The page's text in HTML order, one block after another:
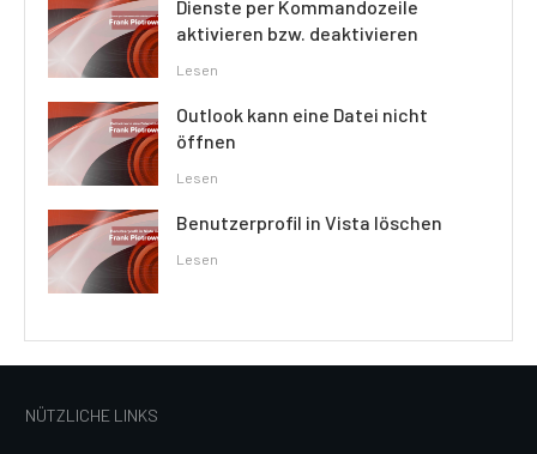
Dienste per Kommandozeile
aktivieren bzw. deaktivieren
Lesen
Outlook kann eine Datei nicht
öffnen
Lesen
Benutzerprofil in Vista löschen
Lesen
NÜTZLICHE LINKS